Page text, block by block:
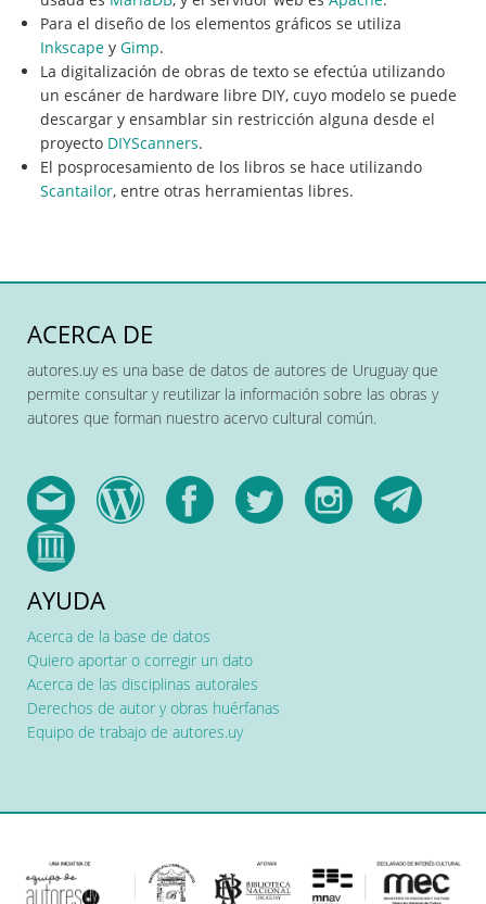
Para el diseño de los elementos gráficos se utiliza
Inkscape y Gimp.
La digitalización de obras de texto se efectúa utilizando
un escáner de hardware libre DIY, cuyo modelo se puede
descargar y ensamblar sin restricción alguna desde el
proyecto DIYScanners.
El posprocesamiento de los libros se hace utilizando
Scantailor, entre otras herramientas libres.
ACERCA DE
autores.uy es una base de datos de autores de Uruguay que
permite consultar y reutilizar la información sobre las obras y
autores que forman nuestro acervo cultural común.
AYUDA
Acerca de la base de datos
Quiero aportar o corregir un dato
Acerca de las disciplinas autorales
Derechos de autor y obras huérfanas
Equipo de trabajo de autores.uy